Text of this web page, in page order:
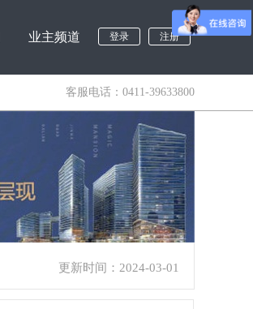
业主频道 登录 注册
客服电话：0411-39633800
更新时间：2024-03-01